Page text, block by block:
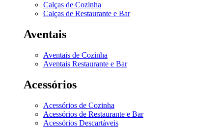
Calças de Cozinha
Calças de Restaurante e Bar
Aventais
Aventais de Cozinha
Aventais Restaurante e Bar
Acessórios
Acessórios de Cozinha
Acessórios de Restaurante e Bar
Acessórios Descartáveis